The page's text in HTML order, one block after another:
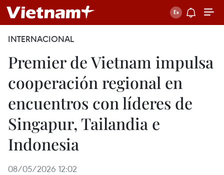
INTERNACIONAL
Premier de Vietnam impulsa
cooperación regional en
encuentros con líderes de
Singapur, Tailandia e
Indonesia
08/05/2026 12:02